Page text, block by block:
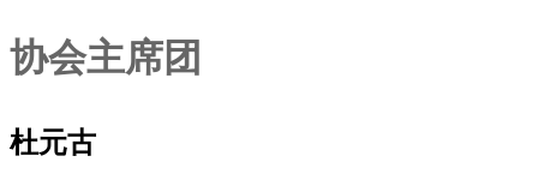
协会主席团
杜元古